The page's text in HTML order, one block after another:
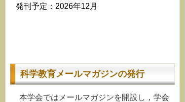
発刊予定：2026年12月
科学教育メールマガジンの発行
本学会ではメールマガジンを開設し，学会